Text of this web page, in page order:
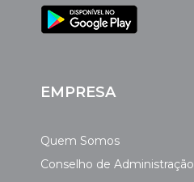
EMPRESA
Quem Somos
Conselho de Administração